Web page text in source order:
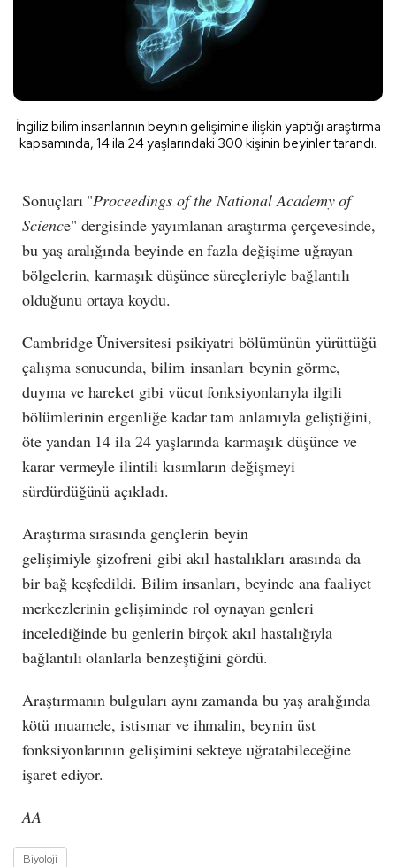
İngiliz bilim insanlarının beynin gelişimine ilişkin yaptığı araştırma
kapsamında, 14 ila 24 yaşlarındaki 300 kişinin beyinler tarandı.
Sonuçları "Proceedings of the National Academy of
Science" dergisinde yayımlanan araştırma çerçevesinde,
bu yaş aralığında beyinde en fazla değişime uğrayan
bölgelerin, karmaşık düşünce süreçleriyle bağlantılı
olduğunu ortaya koydu.
Cambridge Üniversitesi psikiyatri bölümünün yürüttüğü
çalışma sonucunda, bilim insanları beynin görme,
duyma ve hareket gibi vücut fonksiyonlarıyla ilgili
bölümlerinin ergenliğe kadar tam anlamıyla geliştiğini,
öte yandan 14 ila 24 yaşlarında karmaşık düşünce ve
karar vermeyle ilintili kısımların değişmeyi
sürdürdüğünü açıkladı.
Araştırma sırasında gençlerin beyin
gelişimiyle şizofreni gibi akıl hastalıkları arasında da
bir bağ keşfedildi. Bilim insanları, beyinde ana faaliyet
merkezlerinin gelişiminde rol oynayan genleri
incelediğinde bu genlerin birçok akıl hastalığıyla
bağlantılı olanlarla benzeştiğini gördü.
Araştırmanın bulguları aynı zamanda bu yaş aralığında
kötü muamele, istismar ve ihmalin, beynin üst
fonksiyonlarının gelişimini sekteye uğratabileceğine
işaret ediyor.
AA
Biyoloji